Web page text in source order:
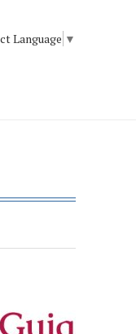
Language ▼